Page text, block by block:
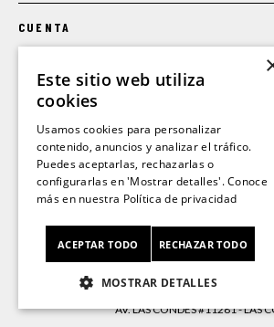
CUENTA
LEGAL
MEDIOS DE PAGO
CL/SA © 2026 FORUS.
AV. LAS CONDES #11281 - LAS
Este sitio web utiliza
cookies
Usamos cookies para personalizar
contenido, anuncios y analizar el tráfico.
Puedes aceptarlas, rechazarlas o
configurarlas en 'Mostrar detalles'. Conoce
más en nuestra Política de privacidad
ACEPTAR TODO RECHAZAR TODO
MOSTRAR DETALLES